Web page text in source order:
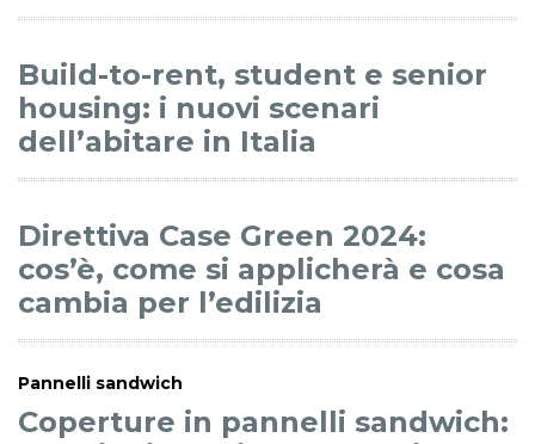
Build-to-rent, student e senior
housing: i nuovi scenari
dell’abitare in Italia
Direttiva Case Green 2024:
cos’è, come si applicherà e cosa
cambia per l’edilizia
Pannelli sandwich
Coperture in pannelli sandwich: